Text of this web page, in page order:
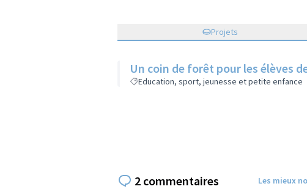
Projets
Un coin de forêt pour les élèves
Education, sport, jeunesse et petite enfance
2 commentaires Les mieux